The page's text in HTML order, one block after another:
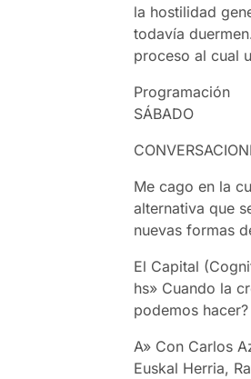
la hostilidad
todavía
proceso al cual
Programación
SÁBADO
Me cago en la
alternativa que
nuevas formas
El Capital
hs» Cuando la
podemos hacer?
A» Con Carlos
Euskal Herria,